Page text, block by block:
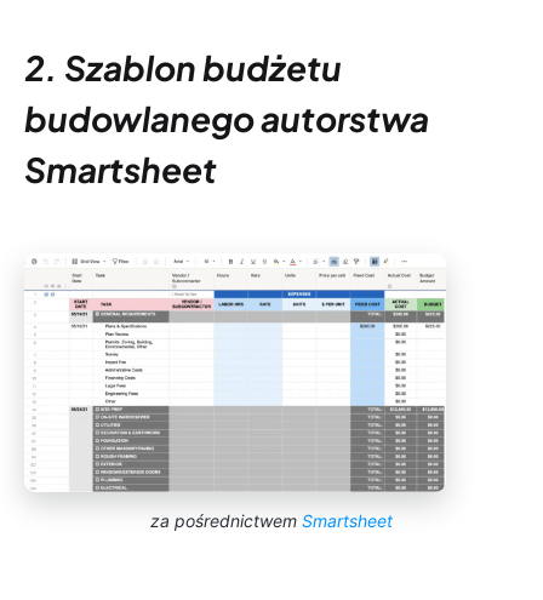
2. Szablon budżetu
budowlanego autorstwa
Smartsheet
za pośrednictwem Smartsheet